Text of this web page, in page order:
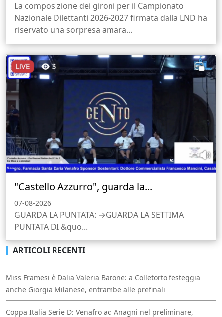
La composizione dei gironi per il Campionato
Nazionale Dilettanti 2026-2027 firmata dalla LND ha
riservato una sorpresa amara...
"Castello Azzurro", guarda la...
07-08-2026
GUARDA LA PUNTATA: →GUARDA LA SETTIMA
PUNTATA DI &quo...
ARTICOLI RECENTI
Miss Framesi è Dalia Valeria Barone: a Colletorto festeggia
anche Giorgia Milanese, entrambe alle prefinali
Coppa Italia Serie D: Venafro ad Anagni nel preliminare,